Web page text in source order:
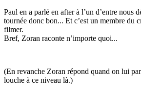
Paul en a parlé en after à l’un d’entre nous
tournée donc bon... Et c’est un membre du
filmer.
Bref, Zoran raconte n’importe quoi...
(En revanche Zoran répond quand on lui
louche à ce niveau là.)